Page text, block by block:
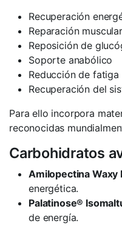
Recuperación
Reparación muscular
Reposición de
Soporte anabólico
Reducción de fatiga
Recuperación del
Para ello incorpora
reconocidas
Carbohidratos
Amilopectina Waxy
energética.
Palatinose®
de energía.